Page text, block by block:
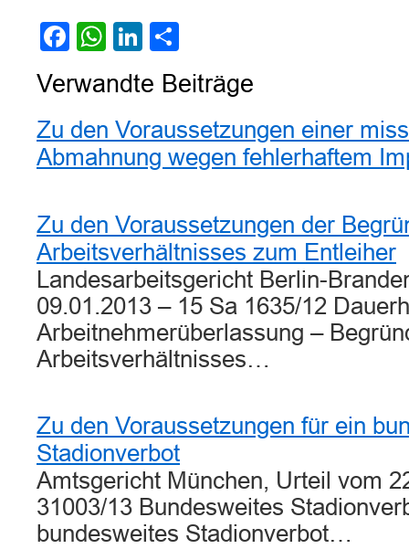
Facebook
WhatsApp
LinkedIn
Verwandte Beiträge
Zu den Voraussetzungen einer
Abmahnung wegen fehlerhaftem
Zu den Voraussetzungen der
Arbeitsverhältnisses zum Entleiher
Landesarbeitsgericht Berlin-
09.01.2013 – 15 Sa 1635/12
Arbeitnehmerüberlassung –
Arbeitsverhältnisses…
Zu den Voraussetzungen für ein
Stadionverbot
Amtsgericht München, Urteil vom
31003/13 Bundesweites
bundesweites Stadionverbot…